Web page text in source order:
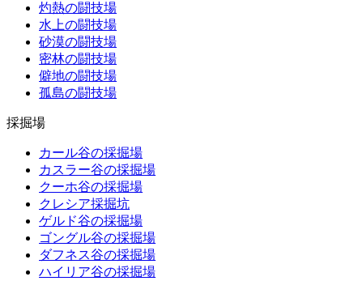
灼熱の闘技場
水上の闘技場
砂漠の闘技場
密林の闘技場
僻地の闘技場
孤島の闘技場
採掘場
カール谷の採掘場
カスラー谷の採掘場
クーホ谷の採掘場
クレシア採掘坑
ゲルド谷の採掘場
ゴングル谷の採掘場
ダフネス谷の採掘場
ハイリア谷の採掘場